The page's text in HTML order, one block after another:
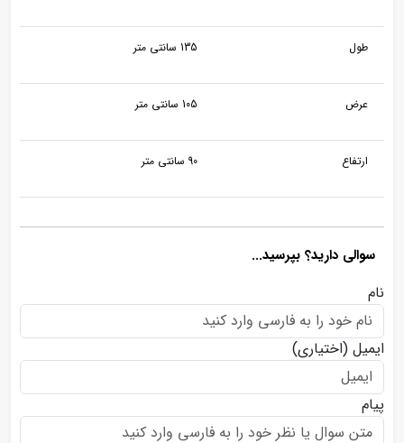
طول 135 سانتی متر
عرض 105 سانتی متر
ارتفاع 90 سانتی متر
سوالی دارید؟ بپرسید...
نام
ایمیل (اختیاری)
پیام